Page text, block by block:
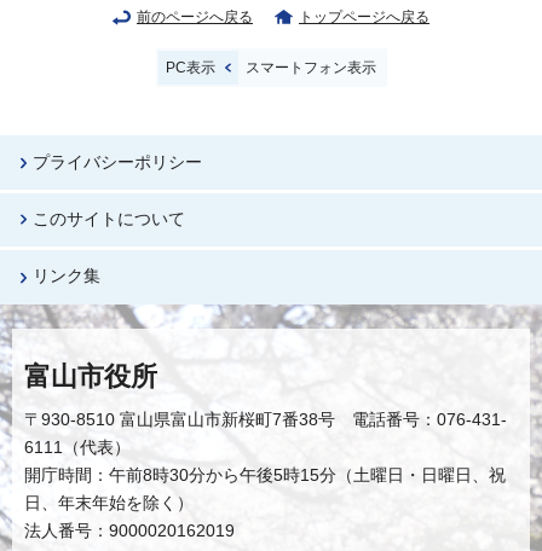
前のページへ戻る トップページへ戻る
PC表示 スマートフォン表示
プライバシーポリシー
このサイトについて
リンク集
富山市役所
〒930-8510 富山県富山市新桜町7番38号 電話番号：076-431-
6111（代表）
開庁時間：午前8時30分から午後5時15分（土曜日・日曜日、祝
日、年末年始を除く）
法人番号：9000020162019